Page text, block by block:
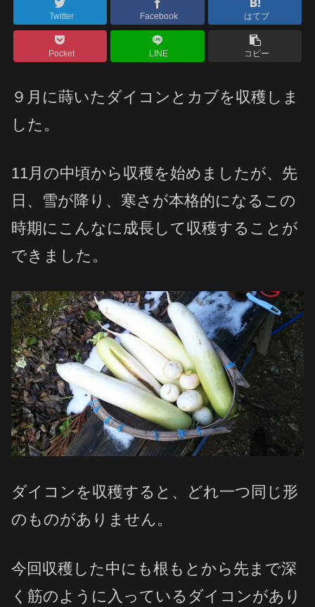
Twitter Facebook はてブ
Pocket LINE コピー
９月に蒔いたダイコンとカブを収穫しま
した。
11月の中頃から収穫を始めましたが、先
日、雪が降り、寒さが本格的になるこの
時期にこんなに成長して収穫することが
できました。
ダイコンを収穫すると、どれ一つ同じ形
のものがありません。
今回収穫した中にも根もとから先まで深
く筋のように入っているダイコンがあり